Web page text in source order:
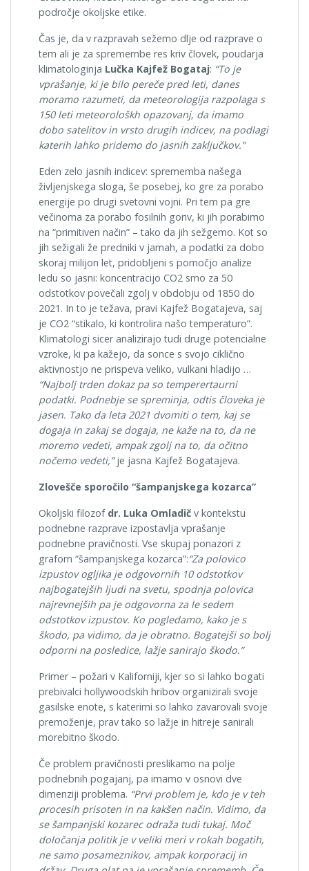
področje okoljske etike.
Čas je, da v razpravah sežemo dlje od razprave o
tem ali je za spremembe res kriv človek, poudarja
klimatologinja Lučka Kajfež Bogataj: “To je
vprašanje, ki je bilo pereče pred leti, danes
moramo razumeti, da meteorologija razpolaga s
150 leti meteorološkh opazovanj, da imamo
dobo satelitov in vrsto drugih indicev, na podlagi
katerih lahko pridemo do jasnih zaključkov.”
Eden zelo jasnih indicev: sprememba našega
življenjskega sloga, še posebej, ko gre za porabo
energije po drugi svetovni vojni. Pri tem pa gre
večinoma za porabo fosilnih goriv, ki jih porabimo
na “primitiven način” – tako da jih sežgemo. Kot so
jih sežigali že predniki v jamah, a podatki za dobo
skoraj milijon let, pridobljeni s pomočjo analize
ledu so jasni: koncentracijo CO2 smo za 50
odstotkov povečali zgolj v obdobju od 1850 do
2021. In to je težava, pravi Kajfež Bogatajeva, saj
je CO2 “stikalo, ki kontrolira našo temperaturo”.
Klimatologi sicer analizirajo tudi druge potencialne
vzroke, ki pa kažejo, da sonce s svojo ciklično
aktivnostjo ne prispeva veliko, vulkani hladijo …
“Najbolj trden dokaz pa so temperertaurni
podatki. Podnebje se spreminja, odtis človeka je
jasen. Tako da leta 2021 dvomiti o tem, kaj se
dogaja in zakaj se dogaja, ne kaže na to, da ne
moremo vedeti, ampak zgolj na to, da očitno
nočemo vedeti,”je jasna Kajfež Bogatajeva.
Zlovešče sporočilo “šampanjskega kozarca”
Okoljski filozof dr. Luka Omladič v kontekstu
podnebne razprave izpostavlja vprašanje
podnebne pravičnosti. Vse skupaj ponazori z
grafom “šampanjskega kozarca”:“Za polovico
izpustov ogljika je odgovornih 10 odstotkov
najbogatejših ljudi na svetu, spodnja polovica
najrevnejših pa je odgovorna za le sedem
odstotkov izpustov. Ko pogledamo, kako je s
škodo, pa vidimo, da je obratno. Bogatejši so bolj
odporni na posledice, lažje sanirajo škodo.”
Primer – požari v Kaliforniji, kjer so si lahko bogati
prebivalci hollywoodskih hribov organizirali svoje
gasilske enote, s katerimi so lahko zavarovali svoje
premoženje, prav tako so lažje in hitreje sanirali
morebitno škodo.
Če problem pravičnosti preslikamo na polje
podnebnih pogajanj, pa imamo v osnovi dve
dimenziji problema. “Prvi problem je, kdo je v teh
procesih prisoten in na kakšen način. Vidimo, da
se šampanjski kozarec odraža tudi tukaj. Moč
določanja politik je v veliki meri v rokah bogatih,
ne samo posameznikov, ampak korporacij in